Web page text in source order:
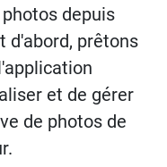
depuis
d'abord, prêtons
et de gérer
de photos de